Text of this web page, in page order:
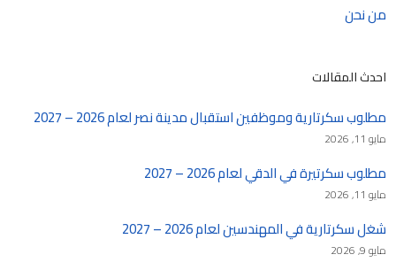
من نحن
احدث المقالات
مطلوب سكرتارية وموظفين استقبال مدينة نصر لعام 2026 – 2027
مايو 11, 2026
مطلوب سكرتيرة في الدقي لعام 2026 – 2027
مايو 11, 2026
شغل سكرتارية في المهندسين لعام 2026 – 2027
مايو 9, 2026